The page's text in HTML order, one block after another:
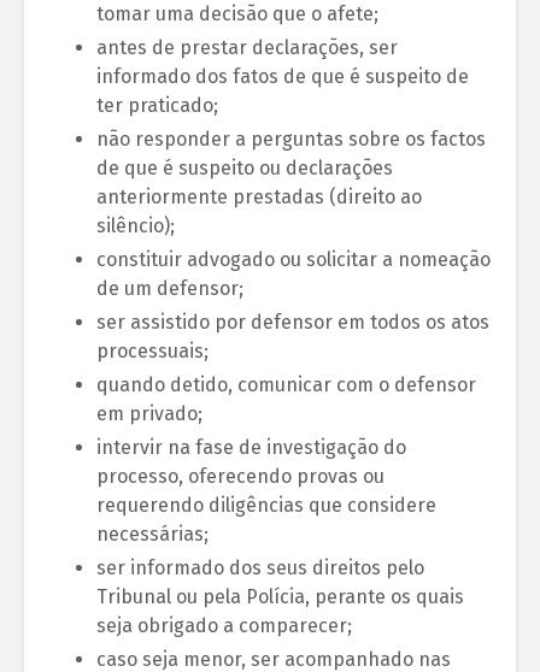
tomar uma decisão que o afete;
antes de prestar declarações, ser
informado dos fatos de que é suspeito de
ter praticado;
não responder a perguntas sobre os factos
de que é suspeito ou declarações
anteriormente prestadas (direito ao
silêncio);
constituir advogado ou solicitar a nomeação
de um defensor;
ser assistido por defensor em todos os atos
processuais;
quando detido, comunicar com o defensor
em privado;
intervir na fase de investigação do
processo, oferecendo provas ou
requerendo diligências que considere
necessárias;
ser informado dos seus direitos pelo
Tribunal ou pela Polícia, perante os quais
seja obrigado a comparecer;
caso seja menor, ser acompanhado nas